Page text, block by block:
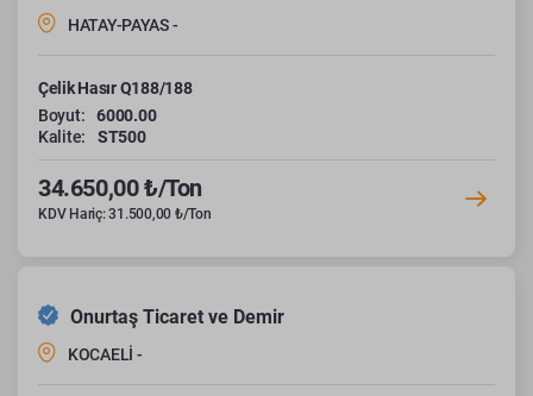
HATAY-PAYAS -
Çelik Hasır Q188/188
Boyut:
6000.00
Kalite:
ST500
34.650,00 ₺/Ton
KDV Hariç: 31.500,00 ₺/Ton
Onurtaş Ticaret ve Demir
KOCAELİ -